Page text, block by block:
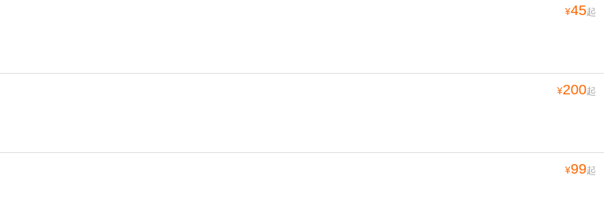
¥45起
¥200起
¥99起